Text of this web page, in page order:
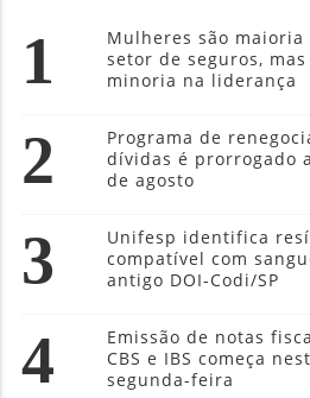
1
Mulheres são maioria
setor de seguros, mas
minoria na liderança
2
Programa de
dívidas é prorrogado
de agosto
3
Unifesp identifica
compatível com
antigo DOI-Codi/SP
4
Emissão de notas
CBS e IBS começa
segunda-feira